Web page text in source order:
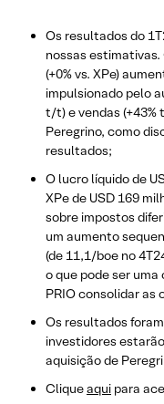
Os resultados do
nossas estimativas.
(+0% vs. XPe)
impulsionado pelo
t/t) e vendas
Peregrino, como
resultados;
O lucro líquido de
XPe de USD 169
sobre impostos
um aumento
(de 11,1/boe no
o que pode ser
PRIO consolidar as
Os resultados
investidores
aquisição de
Cliqueaqui para